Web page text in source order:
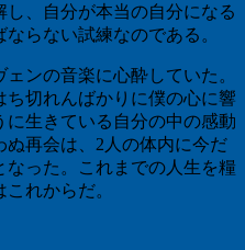
、自分が本当の自分になる
らない試練なのである。
ンの音楽に心酔していた。
切れんばかりに僕の心に響
生きている自分の中の感動
再会は、 2 人の体内に今だ
った。これまでの人生を糧
れからだ。